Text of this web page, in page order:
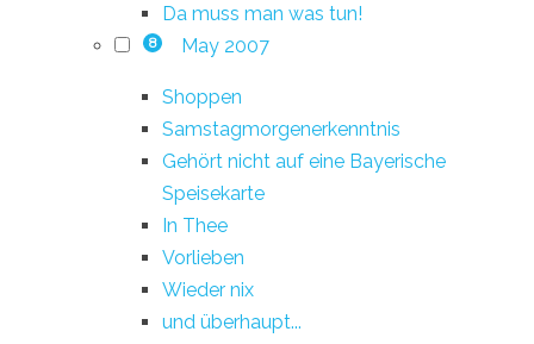
Da muss man was tun!
8 May 2007
Shoppen
Samstagmorgenerkenntnis
Gehört nicht auf eine Bayerische
Speisekarte
In Thee
Vorlieben
Wieder nix
und überhaupt...